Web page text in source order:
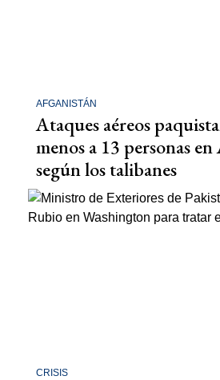
AFGANISTÁN
Ataques aéreos
menos a 13 personas
según los talibanes
CRISIS